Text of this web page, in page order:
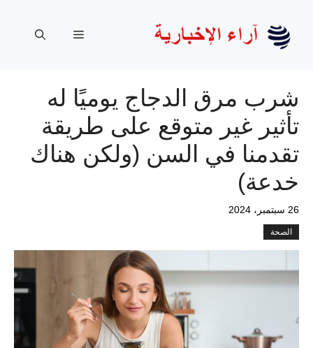
المحتوى
القائمة
شرب مرق الدجاج يوميًا له
تأثير غير متوقع على طريقة
تقدمنا ​​في السن (ولكن هناك
خدعة)
26 سبتمبر، 2024
الصحة